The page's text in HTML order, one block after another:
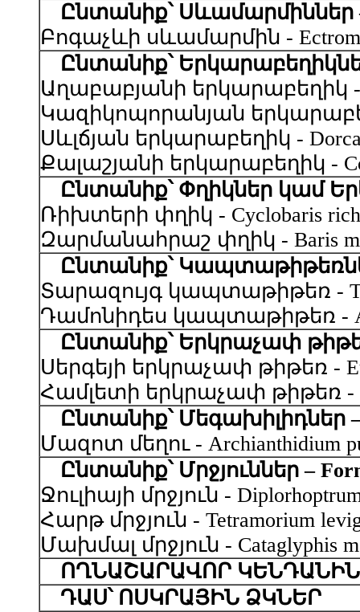
Ընտանիք՝ Սևամարմիններ –
Բոգաչևի սևամարմին -
Ընտանիք՝
Աղաբաբյանի երկարաբեղիկ -
Կազիկոպորանյան
Սևլճյան երկարաբեղիկ -
Քալաշյանի երկարաբեղիկ -
Ընտանիք՝ Փղիկներ կամ
Ռիխտերի փղիկ - Cyclobaris
Զարմանահրաշ փղիկ - Baris
Ընտանիք՝
Տարազույգ կապտաթիթեռ -
Դամոնիդես կապտաթիթեռ -
Ընտանիք՝ Երկրաչափ
Սերգեյի երկրաչափ թիթեռ -
Համլետի երկրաչափ թիթեռ -
Ընտանիք՝ Մեգախիլիդներ –
Մազոտ մեղու - Archianthidium
Ընտանիք՝ Մրջյուններ –
Ջուլիայի մրջյուն -
Հարթ մրջյուն - Tetramorium
Մախմալ մրջյուն - Cataglyphis
ՈՂՆԱՇԱՐԱՎՈՐ
ԴԱՍ՝ ՈՍԿՐԱՅԻՆ ՁԿՆԵՐ